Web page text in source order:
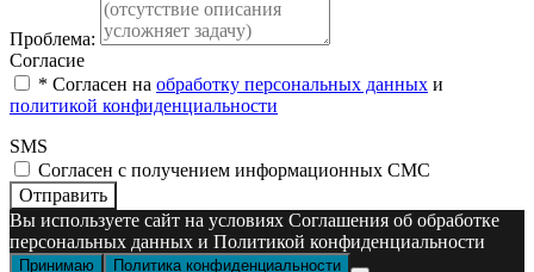
Проблема:
Согласие
* Cогласен на обработку персональных данных и
политикой конфиденциальности
SMS
Согласен с получением информационных СМС
Отправить
Вы используете сайт на условиях Соглашения об обработке
персональных данных и Политикой конфиденциальности
Принимаю Политика конфиденциальности